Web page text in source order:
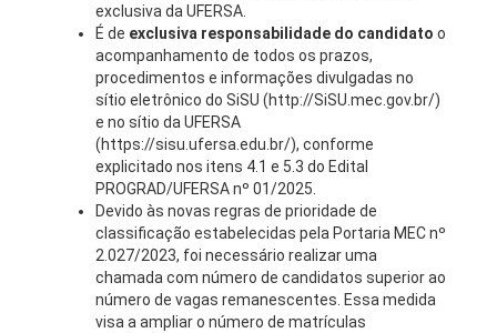
exclusiva da UFERSA
É de exclusiva responsabilidade do candidato o
acompanhamento de todos os prazos,
procedimentos e informações divulgadas no
sítio eletrônico do SiSU (http://SiSU.mec.gov.br/)
e no sítio da UFERSA
(https://sisu.ufersa.edu.br/), conforme
explicitado nos itens 4.1 e 5.3 do Edital
PROGRAD/UFERSA nº 01/2025.
Devido às novas regras de prioridade de
classificação estabelecidas pela Portaria MEC nº
2.027/2023, foi necessário realizar uma
chamada com número de candidatos superior ao
número de vagas remanescentes. Essa medida
visa a ampliar o número de matrículas